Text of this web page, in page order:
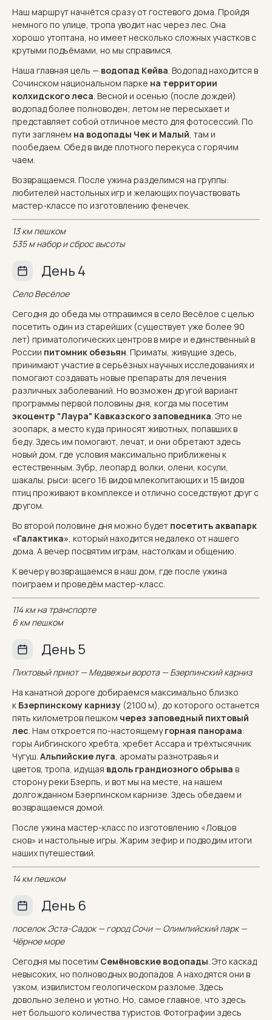
Наш маршрут начнётся сразу от гостевого дома. Пройдя
немного по улице, тропа уводит нас через лес. Она
хорошо утоптана, но имеет несколько сложных участков с
крутыми подъёмами, но мы справимся.
Наша главная цель — водопад Кейва. Водопад находится в
Сочинском национальном парке на территории
колхидского леса. Весной и осенью (после дождей)
водопад более полноводен; летом не пересыхает и
представляет собой отличное место для фотосессий. По
пути заглянем на водопады Чек и Малый, там и
пообедаем. Обед в виде плотного перекуса с горячим
чаем.
Возвращаемся. После ужина разделимся на группы:
любителей настольных игр и желающих поучаствовать
мастер-классе по изготовлению фенечек.
13 км пешком
535 м набор и сброс высоты
День 4
Село Весёлое
Сегодня до обеда мы отправимся в село Весёлое с целью
посетить один из старейших (существует уже более 90
лет) приматологических центров в мире и единственный в
России питомник обезьян. Приматы, живущие здесь,
принимают участие в серьёзных научных исследованиях и
помогают создавать новые препараты для лечения
различных заболеваний. Но возможен другой вариант
программы первой половины дня, когда мы посетим
экоцентр "Лаура" Кавказского заповедника. Это не
зоопарк, а место куда приносят животных, попавших в
беду. Здесь им помогают, лечат, и они обретают здесь
новый дом, где условия максимально приближены к
естественным. Зубр, леопард, волки, олени, косули,
шакалы, рыси: всего 16 видов млекопитающих и 15 видов
птиц проживают в комплексе и отлично соседствуют друг с
другом.
Во второй половине дня можно будет посетить аквапарк
«Галактика», который находится недалеко от нашего
дома. А вечер посвятим играм, настолкам и общению.
К вечеру возвращаемся в наш дом, где после ужина
поиграем и проведём мастер-класс.
114 км на транспорте
6 км пешком
День 5
Пихтовый приют — Медвежьи ворота — Бзерпинский карниз
На канатной дороге добираемся максимально близко
к Бзерпинскому карнизу (2100 м), до которого останется
пять километров пешком через заповедный пихтовый
лес. Нам откроется по-настоящемугорная панорама:
горы Аибгинского хребта, хребет Ассара и трёхтысячник
Чугуш. Альпийские луга, ароматы разнотравья и
цветов, тропа, идущая вдоль грандиозного обрыва в
сторону реки Бзерпь, и вот мы на месте, на нашем
долгожданном Бзерпинском карнизе. Здесь обедаем и
возвращаемся домой.
После ужина мастер-класс по изготовлению «Ловцов
снов» и настольные игры. Жарим зефир и подводим итоги
наших путешествий.
14 км пешком
День 6
поселок Эста-Садок — город Сочи — Олимпийский парк —
Чёрное море
Сегодня мы посетим Семёновские водопады. Это каскад
невысоких, но полноводных водопадов. А находятся они в
узком, извилистом геологическом разломе. Здесь
довольно зелено и уютно. Но, самое главное, что здесь
нет большого количества туристов. Фотографии здесь